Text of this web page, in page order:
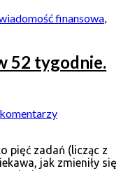
finansowa,
52 tygodnie.
pięć zadań (licząc z
jak zmieniły się